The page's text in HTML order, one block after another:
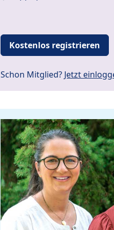
Kostenlos registrieren
Schon Mitglied? Jetzt